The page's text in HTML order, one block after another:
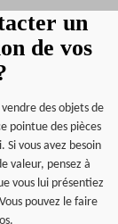
un
de vos
des objets de
pointue des pièces
vous avez besoin
valeur, pensez à
vous lui présentiez
pouvez le faire